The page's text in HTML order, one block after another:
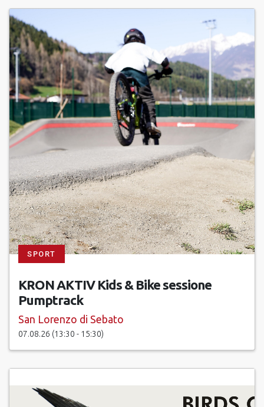
SPORT
KRON AKTIV Kids & Bike sessione
Pumptrack
San Lorenzo di Sebato
07.08.26 (13:30 - 15:30)